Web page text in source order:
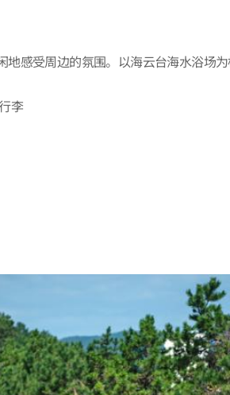
地感受周边的氛围。以海云台海水浴场
李